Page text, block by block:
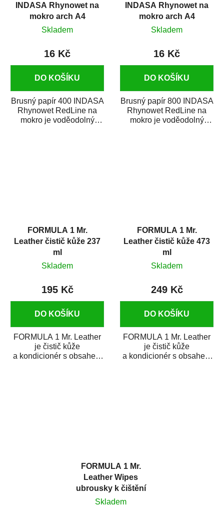
INDASA Rhynowet na
mokro arch A4
Skladem
16 Kč
DO KOŠÍKU
Brusný papír 400 INDASA
Rhynowet RedLine na
mokro je voděodolný
INDASA Rhynowet na
mokro arch A4
Skladem
16 Kč
DO KOŠÍKU
Brusný papír 800 INDASA
Rhynowet RedLine na
mokro je voděodolný
FORMULA 1 Mr.
Leather čistič kůže 237
ml
Skladem
195 Kč
DO KOŠÍKU
FORMULA 1 Mr. Leather
je čistič kůže
a kondicionér s obsahem
FORMULA 1 Mr.
Leather čistič kůže 473
ml
Skladem
249 Kč
DO KOŠÍKU
FORMULA 1 Mr. Leather
je čistič kůže
a kondicionér s obsahem
FORMULA 1 Mr.
Leather Wipes
ubrousky k čištění
kůže
Skladem